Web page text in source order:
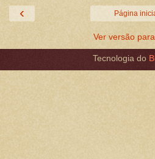
‹ Página
Ver versão
Tecnologia do